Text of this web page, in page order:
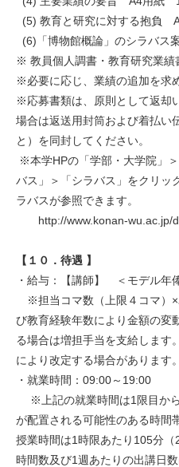
(5) 教育と研究に対する抱負
(6)「博物館概論」のシラバス
※ 教員個人調書・教育研究業績
※必要に応じ、業績の追加を求
※応募書類は、原則として返却
場合は返送用封筒および着払い
と）を同封してください。
※本学HPの「学部・大学院」
バス」＞「シラバス」をクリッ
ラバスが参照できます。
http://www.konan-wu.ac.jp/
【１０．待遇 】
・給与：【講師】 ＜モデル年
※担当コマ数（上限４コマ）×
び教育経験年数により金額の変
る場合は増担手当を支給します
により改定する場合があります。
・就業時間：09:00～19:00
※上記の就業時間は1限目か
が配置される可能性のある時間
授業時間は1時限あたり105分
時間数及び1週あたりの出講日数